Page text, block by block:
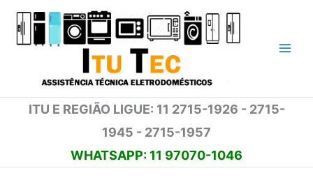
para
ITU E REGIÃO LIGUE: 11 2715-1926 - 2715-
1945 - 2715-1957
WHATSAPP: 11 97070-1046